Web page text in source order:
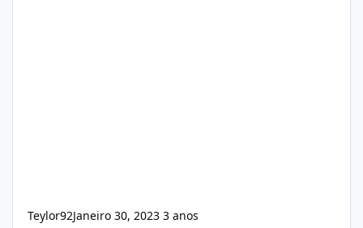
Teylor92Janeiro 30, 20233 anos